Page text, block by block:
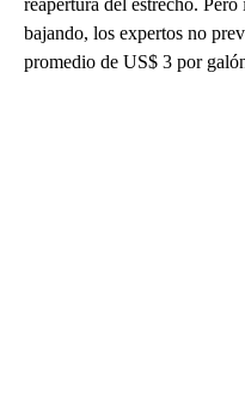
bajando, los expertos no
promedio de US$ 3 por